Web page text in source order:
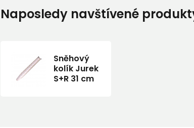
Naposledy navštívené
Sněhový
kolík Jurek
S+R 31 cm